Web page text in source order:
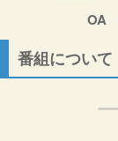
OA
番組について